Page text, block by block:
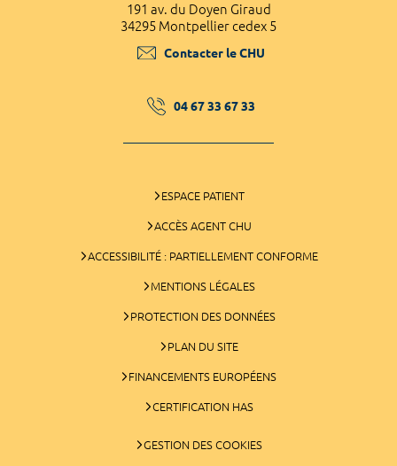
191 av. du Doyen Giraud
34295 Montpellier cedex 5
Contacter le CHU
04 67 33 67 33
ESPACE PATIENT
ACCÈS AGENT CHU
ACCESSIBILITÉ : PARTIELLEMENT CONFORME
MENTIONS LÉGALES
PROTECTION DES DONNÉES
PLAN DU SITE
FINANCEMENTS EUROPÉENS
CERTIFICATION HAS
GESTION DES COOKIES